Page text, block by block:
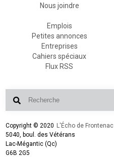
Nous joindre
Emplois
Petites annonces
Entreprises
Cahiers spéciaux
Flux RSS
Copyright © 2020 L'Écho de Frontenac
5040, boul. des Vétérans
Lac-Mégantic (Qc)
G6B 2G5